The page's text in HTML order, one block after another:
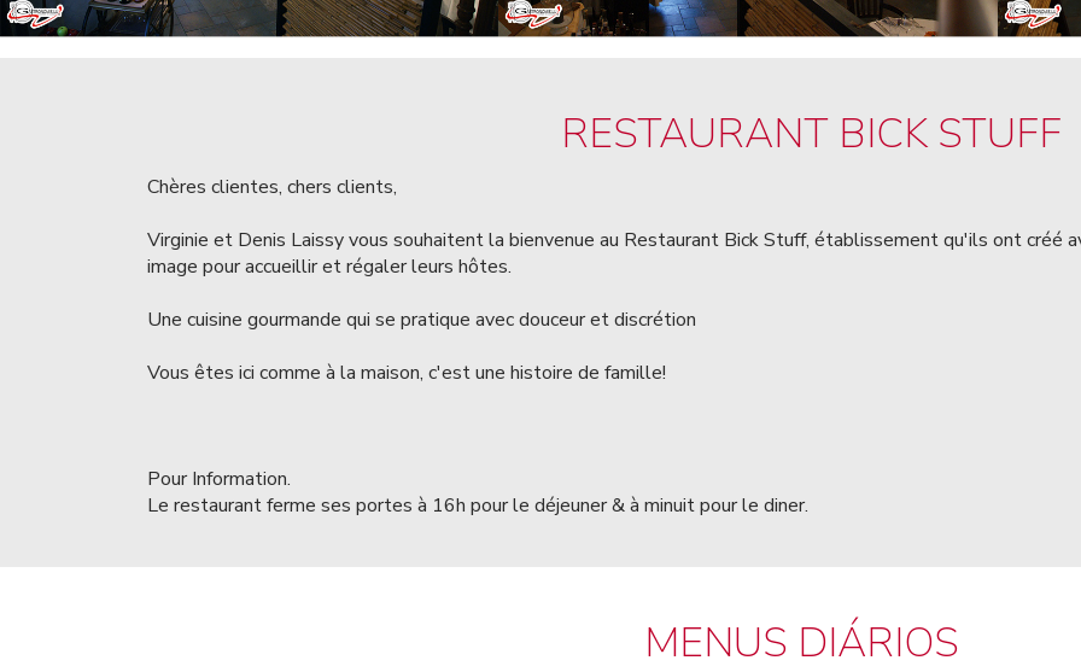
RESTAURANT BICK STUFF
Chères clientes, chers clients,
Virginie et Denis Laissy vous souhaitent la bienvenue au Restaurant Bick Stuff, établissement qu'ils ont créé
image pour accueillir et régaler leurs hôtes.
Une cuisine gourmande qui se pratique avec douceur et discrétion
Vous êtes ici comme à la maison, c'est une histoire de famille!
Pour Information.
Le restaurant ferme ses portes à 16h pour le déjeuner & à minuit pour le diner.
MENUS DIÁRIOS